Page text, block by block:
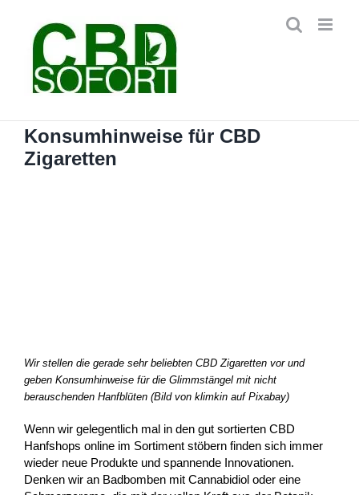
springen
Konsumhinweise für CBD
Zigaretten
Wir stellen die gerade sehr beliebten CBD Zigaretten vor und
geben Konsumhinweise für die Glimmstängel mit nicht
berauschenden Hanfblüten (Bild von klimkin auf Pixabay)
Wenn wir gelegentlich mal in den gut sortierten CBD
Hanfshops online im Sortiment stöbern finden sich immer
wieder neue Produkte und spannende Innovationen.
Denken wir an Badbomben mit Cannabidiol oder eine